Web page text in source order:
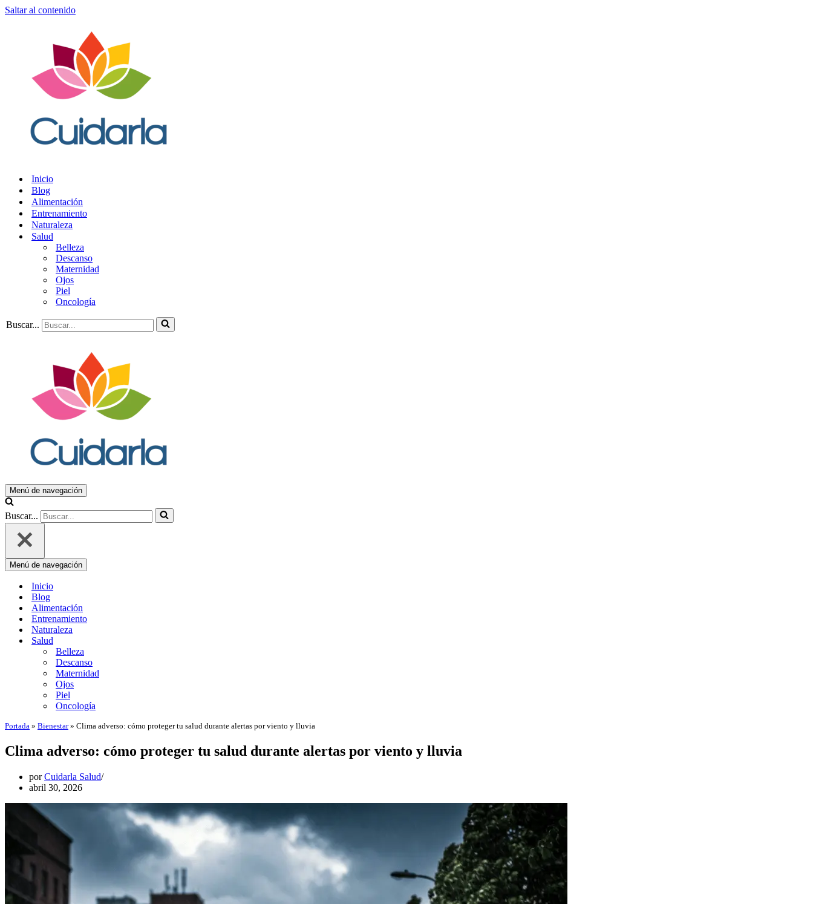
Saltar al contenido
Inicio
Blog
Alimentación
Entrenamiento
Naturaleza
Salud
Belleza
Descanso
Maternidad
Ojos
Piel
Oncología
Buscar...
Menú de navegación
Buscar...
Menú de navegación
Inicio
Blog
Alimentación
Entrenamiento
Naturaleza
Salud
Belleza
Descanso
Maternidad
Ojos
Piel
Oncología
Portada » Bienestar» Clima adverso: cómo proteger tu salud durante alertas por viento y lluvia
Clima adverso: cómo proteger tu salud durante alertas por viento y lluvia
porCuidarla Salud
abril 30, 2026